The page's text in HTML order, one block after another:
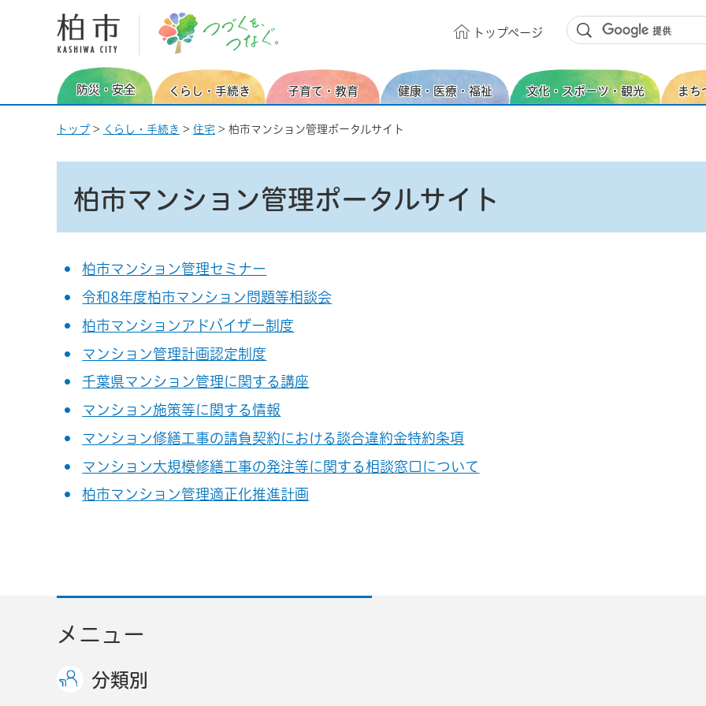
柏市 つづくを、つなぐ。
トップページ
防災・安全 くらし・手続き 子育て・教育 健康・医療・福祉 文化・スポーツ・観光 まち
トップ > くらし・手続き > 住宅 > 柏市マンション管理ポータルサイト
柏市マンション管理ポータルサイト
柏市マンション管理セミナー
令和8年度柏市マンション問題等相談会
柏市マンションアドバイザー制度
マンション管理計画認定制度
千葉県マンション管理に関する講座
マンション施策等に関する情報
マンション修繕工事の請負契約における談合違約金特約条項
マンション大規模修繕工事の発注等に関する相談窓口について
柏市マンション管理適正化推進計画
メニュー
分類別